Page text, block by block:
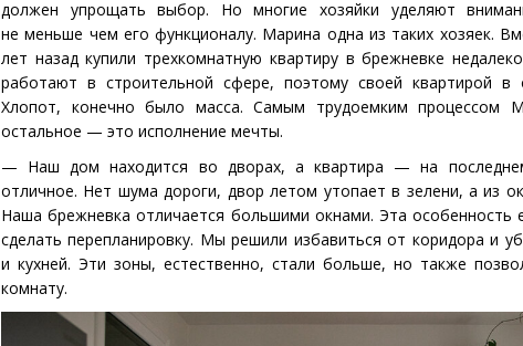
должен упрощать выбор. Но многие хозяйки уделяют
не меньше чем его функционалу. Марина одна из таких хозяек.
лет назад купили трехкомнатную квартиру в брежневке
работают в строительной сфере, поэтому своей квартирой в
Хлопот, конечно было масса. Самым трудоемким процессом
остальное — это исполнение мечты.
— Наш дом находится во дворах, а квартира — на
отличное. Нет шума дороги, двор летом утопает в зелени, а из
Наша брежневка отличается большими окнами. Эта особенность
сделать перепланировку. Мы решили избавиться от коридора и
и кухней. Эти зоны, естественно, стали больше, но также
комнату.